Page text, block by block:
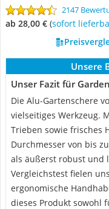
2147
ab 28,00 € ( Sofort
Unsere
Unser Fazit für
Die Alu-Gartenschere
vielseitiges Werkzeug.
Trieben sowie frisches
Durchmesser von bis
als äußerst robust und
Vergleichstest fielen
ergonomische
dieses Produkt sowohl